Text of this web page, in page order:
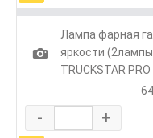
1
Лампа фарная
яркости
TRUCKSTAR PRO
- +